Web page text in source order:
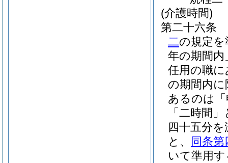
(介護時間)
第二十六条
二の規定
年の期間
任用の職
の期間内に
あるのは
「二時間
四十五分
と、
同条第
いて準用